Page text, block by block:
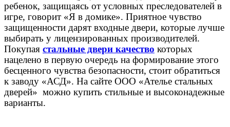
ребенок, защищаясь от условных преследователей в
игре, говорит «Я в домике». Приятное чувство
защищенности дарят входные двери, которые лучше
выбирать у лицензированных производителей.
Покупая стальные двери качество которых
нацелено в первую очередь на формирование этого
бесценного чувства безопасности, стоит обратиться
к заводу «АСД». На сайте ООО «Ателье стальных
дверей» можно купить стильные и высоконадежные
варианты.